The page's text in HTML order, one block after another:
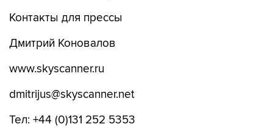
Контакты для прессы
Дмитрий Коновалов
www.skyscanner.ru
dmitrijus@skyscanner.net
Тел: +44 (0)131 252 5353